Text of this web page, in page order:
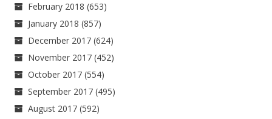
February 2018 (653)
January 2018 (857)
December 2017 (624)
November 2017 (452)
October 2017 (554)
September 2017 (495)
August 2017 (592)